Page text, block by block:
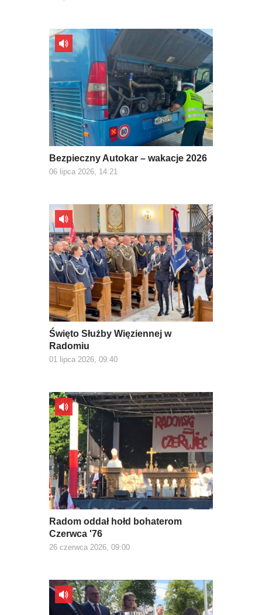
Bezpieczny Autokar – wakacje 2026
06 lipca 2026, 14:21
Święto Służby Więziennej w
Radomiu
01 lipca 2026, 09:40
Radom oddał hołd bohaterom
Czerwca '76
26 czerwca 2026, 09:00